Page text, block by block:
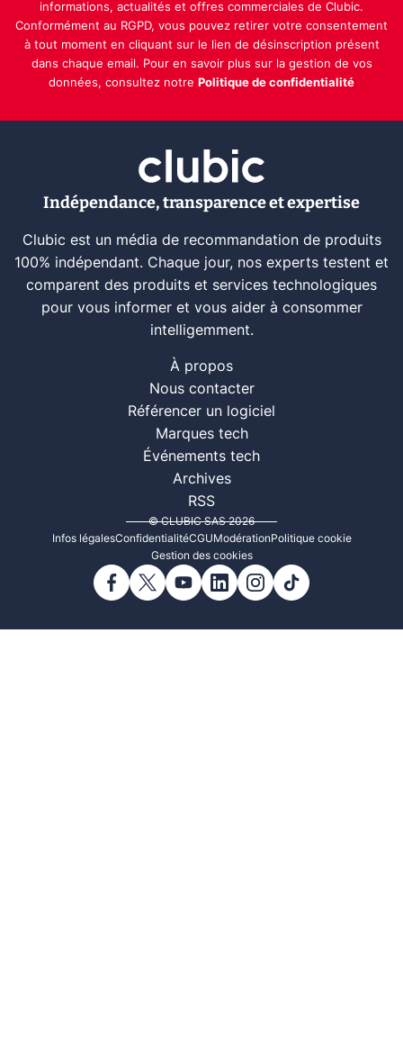
informations, actualités et offres commerciales de Clubic.
Conformément au RGPD, vous pouvez retirer votre consentement
à tout moment en cliquant sur le lien de désinscription présent
dans chaque email. Pour en savoir plus sur la gestion de vos
données, consultez notre Politique de confidentialité
Indépendance, transparence et expertise
Clubic est un média de recommandation de produits
100% indépendant. Chaque jour, nos experts testent et
comparent des produits et services technologiques
pour vous informer et vous aider à consommer
intelligemment.
À propos
Nous contacter
Référencer un logiciel
Marques tech
Événements tech
Archives
RSS
© CLUBIC SAS 2026
Infos légalesConfidentialitéCGUModérationPolitique cookie
Gestion des cookies